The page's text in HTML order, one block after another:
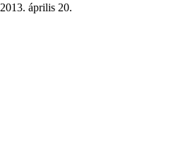
2013. április 20.